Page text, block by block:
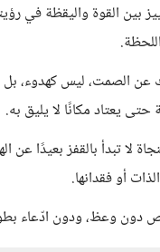
بين القوة واليقظة
الصمت، ليس كهدوء،
يعتاد مكانًا لا يليق به.
لا تبدأ بالقفز بعيدًا عن
أو فقدانها.
دون وعظ، ودون ادّعاء